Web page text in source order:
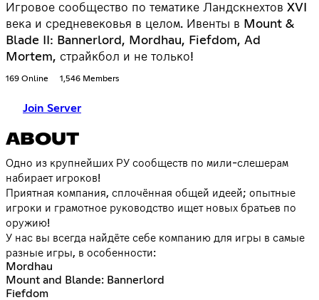
Игровое сообщество по тематике Ландскнехтов XVI
века и средневековья в целом. Ивенты в Mount &
Blade II: Bannerlord, Mordhau, Fiefdom, Ad
Mortem, страйкбол и не только!
169 Online 1,546 Members
Join Server
ABOUT
Одно из крупнейших РУ сообществ по мили-слешерам
набирает игроков!
Приятная компания, сплочённая общей идеей; опытные
игроки и грамотное руководство ищет новых братьев по
оружию!
У нас вы всегда найдёте себе компанию для игры в самые
разные игры, в особенности:
Mordhau
Mount and Blande: Bannerlord
Fiefdom